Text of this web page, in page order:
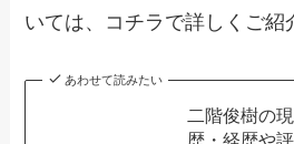
いては、コチラで詳しくご紹
あわせて読みたい
二階俊樹の
歴・経歴や